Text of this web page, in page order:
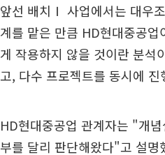
앞선 배치Ⅰ 사업에서는 대우
계를 맡은 만큼 HD현대중공
게 작용하지 않을 것이란 분석
고, 다수 프로젝트를 동시에
HD현대중공업 관계자는 "개
부를 달리 판단해왔다"고 설명